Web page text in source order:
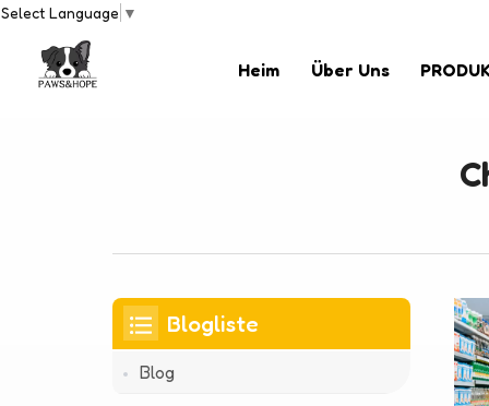
Select Language ▼
Heim Über Uns
Blogliste
Blog